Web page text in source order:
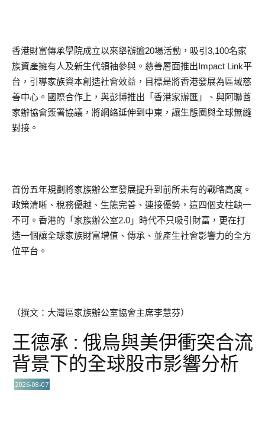
香港財富傳承學院成立以來舉辦逾20場活動，吸引3,100名家
族資產擁有人及新生代領袖參與。慈善層面推出Impact Link平
台，引導家族資本創造社會效益，目標是將香港發展為區域慈
善中心。國際合作上，與彭博推出「香港家辦匯」、與阿聯酋
家辦協會簽署協議，將網絡延伸到中東，讓生態圈與全球無縫
對接。
首份五年規劃將家族辦公室發展提升到前所未有的戰略高度。
政策清晰、稅務優越、生態完善、連接優勢，這四個支柱缺一
不可。香港的「家族辦公室2.0」時代不只吸引財富，更在打
造一個讓全球家族財富增值、傳承、並產生社會影響力的全方
位平台。
（撰文：大灣區家族辦公室協會主席李慧芬）
王德承 : 俄烏與美伊衝突合流
背景下的全球股市影響分析
2026-08-07